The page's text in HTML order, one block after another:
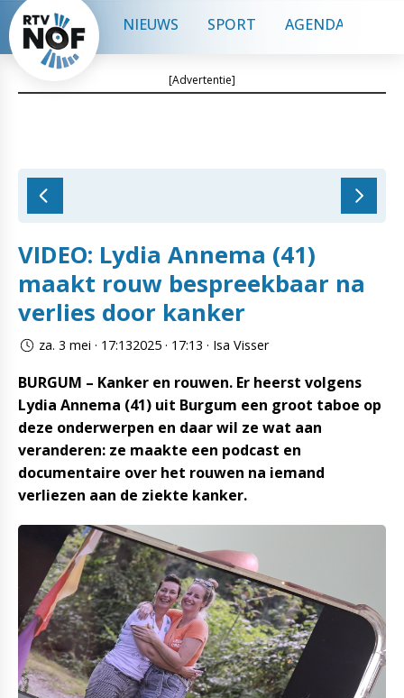
NIEUWS SPORT AGENDA
[Advertentie]
VIDEO: Lydia Annema (41)
maakt rouw bespreekbaar na
verlies door kanker
za. 3 mei · 17:132025 · 17:13 · Isa Visser
BURGUM – Kanker en rouwen. Er heerst volgens
Lydia Annema (41) uit Burgum een groot taboe op
deze onderwerpen en daar wil ze wat aan
veranderen: ze maakte een podcast en
documentaire over het rouwen na iemand
verliezen aan de ziekte kanker.